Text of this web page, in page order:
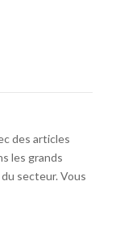
des articles
les grands
secteur. Vous